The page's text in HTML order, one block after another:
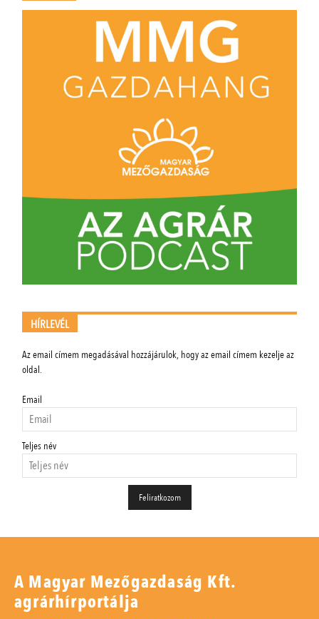
HÍRLEVÉL
Az email címem megadásával hozzájárulok, hogy az email címem kezelje az
oldal.
Email
Teljes név
A Magyar Mezőgazdaság Kft.
agrárhírportálja